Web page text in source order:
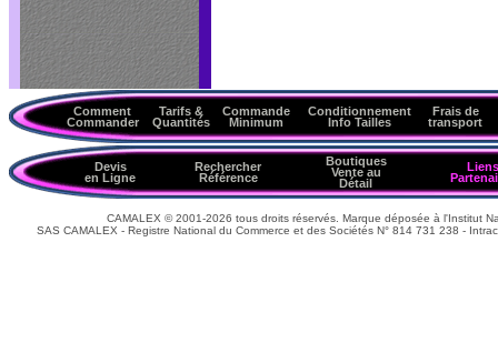
Comment
Commander
Tarifs &
Quantités
Commande
Minimum
Conditionnement
Info Tailles
Frais de
transport
Devis
en Ligne
Rechercher
Référence
Boutiques
Vente au
Détail
Liens
CAMALEX © 2001-2026 tous droits réservés. Marque déposée à l'Institut
SAS CAMALEX - Registre National du Commerce et des Sociétés N° 814 731 238 -